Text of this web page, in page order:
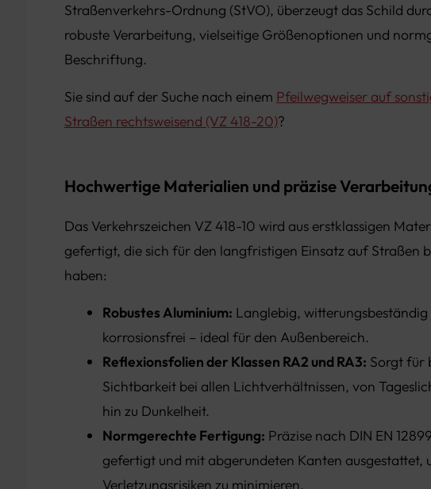
Straßenverkehrs-Ordnung (StVO), überzeugt das Schild
robuste Verarbeitung, vielseitige Größenoptionen und
Beschriftung.
Sie sind auf der Suche nach einem Pfeilwegweiser auf
Straßen rechtsweisend (VZ 418-20)?
Hochwertige Materialien und präzise
Das Verkehrszeichen VZ 418-10 wird aus erstklassigen
gefertigt, die sich für den langfristigen Einsatz auf Straßen
haben:
Robustes Aluminium: Langlebig, witterungsbeständig
korrosionsfrei – ideal für den Außenbereich.
Reflexionsfolien der Klassen RA2 und RA3: Sorgt für
Sichtbarkeit bei allen Lichtverhältnissen, von
hin zu Dunkelheit.
Normgerechte Fertigung: Präzise nach DIN EN
gefertigt und mit abgerundeten Kanten ausgestattet,
Verletzungsrisiken zu minimieren.